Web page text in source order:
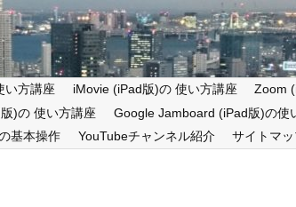
い方講座 iMovie (iPad版)の 使い方講座
Zoom
)の 使い方講座 Google Jamboard (iPad版)の使
基本操作 YouTubeチャンネル紹介 サイトマ